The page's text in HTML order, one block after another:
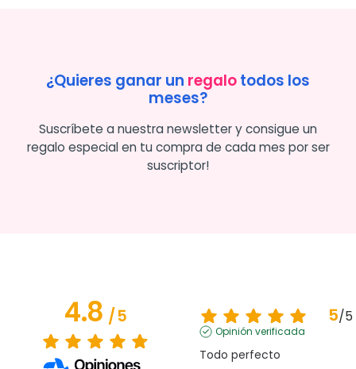
¿Quieres ganar un regalotodos los
meses?
Suscríbete a nuestra newsletter y consigue un
regalo especial en tu compra de cada mes por ser
suscriptor!
4.8/5 5/5
Opinión verificada
Todo perfecto